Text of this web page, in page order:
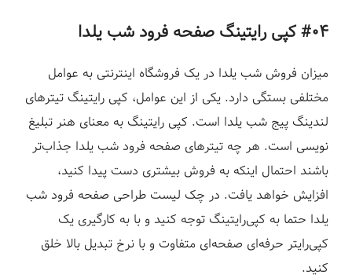
#۰۴ کپی رایتینگ صفحه فرود شب یلدا
میزان فروش شب یلدا در یک فروشگاه اینترنتی به عوامل
مختلفی بستگی دارد. یکی از این عوامل، کپی رایتینگ تیترهای
لندینگ پیج شب یلدا است. کپی رایتینگ به معنای هنر تبلیغ
نویسی است. هر چه تیترهای صفحه فرود شب یلدا جذاب‌تر
باشند احتمال اینکه به فروش بیشتری دست پیدا کنید،
افزایش خواهد یافت. در چک لیست طراحی صفحه فرود شب
یلدا حتما به کپی‌رایتینگ توجه کنید و با به کارگیری یک
کپی‌رایتر حرفه‌ای صفحه‌ای متفاوت و با نرخ تبدیل بالا خلق
کنید.